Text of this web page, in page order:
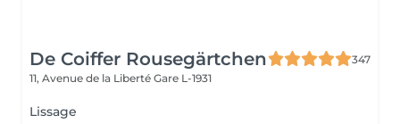
De Coiffer Rousegärtchen
347
11, Avenue de la Liberté Gare L-1931
Lissage